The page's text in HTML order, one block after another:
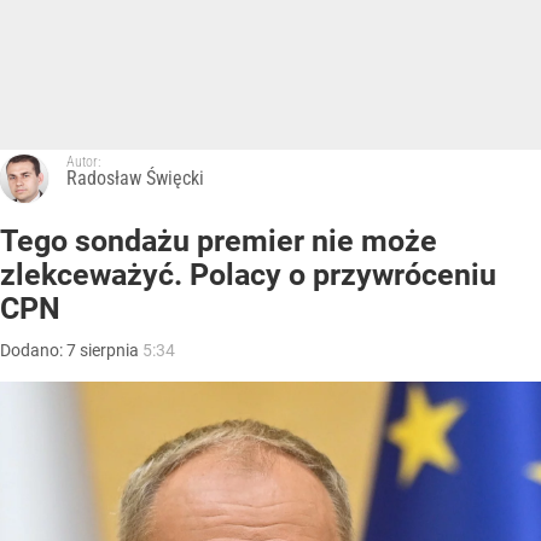
Autor:
Radosław Święcki
Tego sondażu premier nie może
zlekceważyć. Polacy o przywróceniu
CPN
Dodano:7 sierpnia 5:34